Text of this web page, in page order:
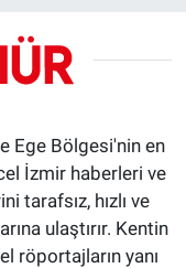
Ege Bölgesi'nin en
İzmir haberleri ve
tarafsız, hızlı ve
ulaştırır. Kentin
röportajların yanı